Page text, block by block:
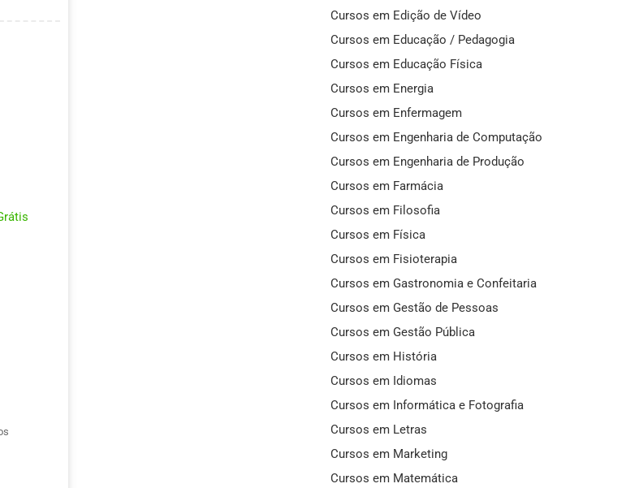
Cursos em Edição de Vídeo
Cursos em Educação / Pedagogia
Cursos em Educação Física
Cursos em Energia
Cursos em Enfermagem
Cursos em Engenharia de Computação
Cursos em Engenharia de Produção
Cursos em Farmácia
Cursos em Filosofia
Cursos em Física
Cursos em Fisioterapia
Cursos em Gastronomia e Confeitaria
Cursos em Gestão de Pessoas
Cursos em Gestão Pública
Cursos em História
Cursos em Idiomas
Cursos em Informática e Fotografia
Cursos em Letras
Cursos em Marketing
Cursos em Matemática